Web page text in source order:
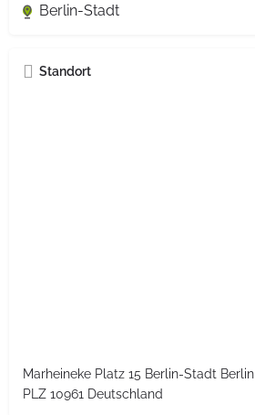
Berlin-Stadt
Standort
Marheineke Platz 15 Berlin-Stadt Berlin
PLZ 10961 Deutschland